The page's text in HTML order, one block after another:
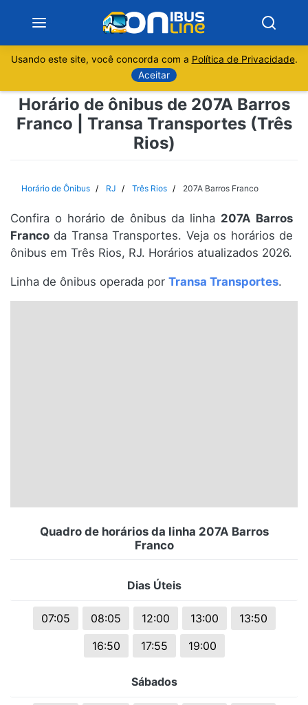
Sobre
Rio de Janeiro
Espírito Santo
Paraná
Usando este site, você concorda com a Política de Privacidade.
Aceitar
Horário de ônibus de 207A Barros
Franco | Transa Transportes (Três
Rios)
Horário de Ônibus RJ Três Rios 207A Barros Franco
Confira o horário de ônibus da linha 207A Barros
Franco da Transa Transportes. Veja os horários de
ônibus em Três Rios, RJ. Horários atualizados 2026.
Linha de ônibus operada por Transa Transportes.
Quadro de horários da linha 207A Barros
Franco
Dias Úteis
07:05 08:05 12:00 13:00
13:50
16:50
17:55 19:00
Sábados